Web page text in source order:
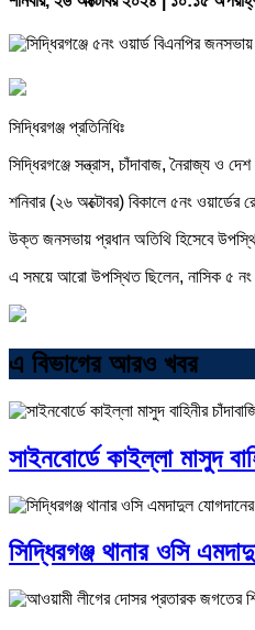
সিদ্ধিরগঞ্জ প্রতিনিধিঃ
সিদ্ধিরগঞ্জে সন্ত্রাস, চাঁদাবাজ, নৈরাজ্য ও
শনিবার (২৬ অক্টোবর) বিকালে ৫নং
উক্ত জনসভায় প্রধান অতিথি হিসেবে
এ সময়ে আরো উপস্থিত ছিলেন, নাসিক ৫ নং
এ বিভাগের আরও খবর
সাইনবোর্ডে কাইল্লা মাসুদ
সিদ্ধিরগঞ্জ থানার ওসি